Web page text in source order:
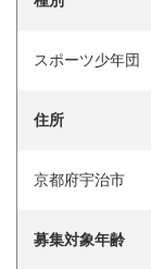
スポーツ少年団
住所
京都府宇治市
募集対象年齢